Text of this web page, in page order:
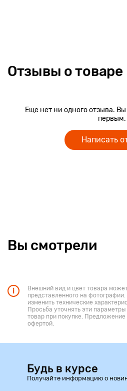
Отзывы о товаре
Еще нет ни одного отзыва.
первым.
Написать
Вы смотрели
Внешний вид и цвет товара
представленного на
изменить технические
Просьба уточнять эти
товар при покупке.
офертой.
Будь в курсе
Получайте информацию о